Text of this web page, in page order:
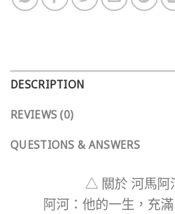
DESCRIPTION
REVIEWS (0)
QUESTIONS & ANSWERS
△ 關於 河馬阿
阿河：他的一生，充